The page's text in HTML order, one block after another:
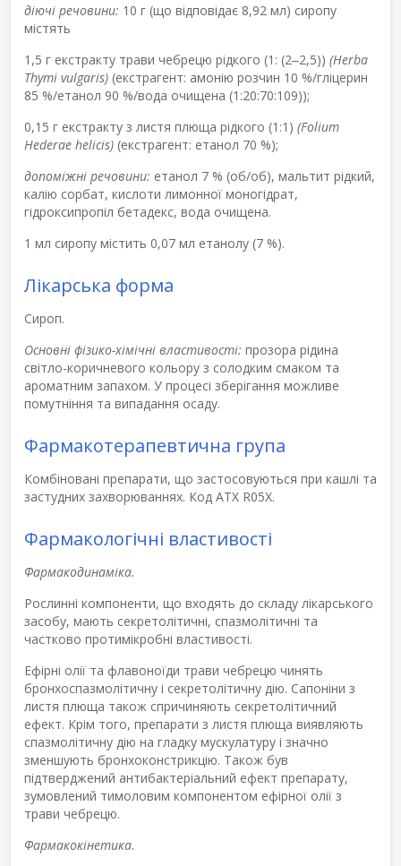
діючі речовини: 10 г (що відповідає 8,92 мл) сиропу
містять
1,5 г екстракту трави чебрецю рідкого (1: (2‒2,5)) (Неrba
Thymi vulgaris) (екстрагент: амонію розчин 10 %/гліцерин
85 %/етанол 90 %/вода очищена (1:20:70:109));
0,15 г екстракту з листя плюща рідкого (1:1) (Folium
Hederae helicіs) (екстрагент: етанол 70 %);
допоміжні речовини: етанол 7 % (об/об), мальтит рідкий,
калію сорбат, кислоти лимонної моногідрат,
гідроксипропіл бетадекс, вода очищена.
1 мл сиропу містить 0,07 мл етанолу (7 %).
Лікарська форма
Сироп.
Основні фізико-хімічні властивості: прозора рідина
світло-коричневого кольору з солодким смаком та
ароматним запахом. У процесі зберігання можливе
помутніння та випадання осаду.
Фармакотерапевтична група
Комбіновані препарати, що застосовуються при кашлі та
застудних захворюваннях. Код АТХ R05X.
Фармакологічні властивості
Фармакодинаміка.
Рослинні компоненти, що входять до складу лікарського
засобу, мають секретолітичні, спазмолітичні та
частково протимікробні властивості.
Ефірні олії та флавоноїди трави чебрецю чинять
бронхоспазмолітичну і секретолітичну дію. Сапоніни з
листя плюща також спричиняють секретолітичний
ефект. Крім того, препарати з листя плюща виявляють
спазмолітичну дію на гладку мускулатуру і значно
зменшують бронхоконстрикцію. Також був
підтверджений антибактеріальний ефект препарату,
зумовлений тимоловим компонентом ефірної олії з
трави чебрецю.
Фармакокінетика.